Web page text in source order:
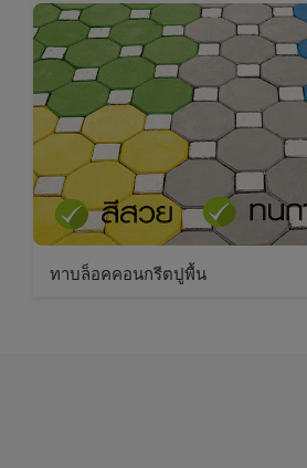
ทาบล็อคคอนกรีตปูพื้น